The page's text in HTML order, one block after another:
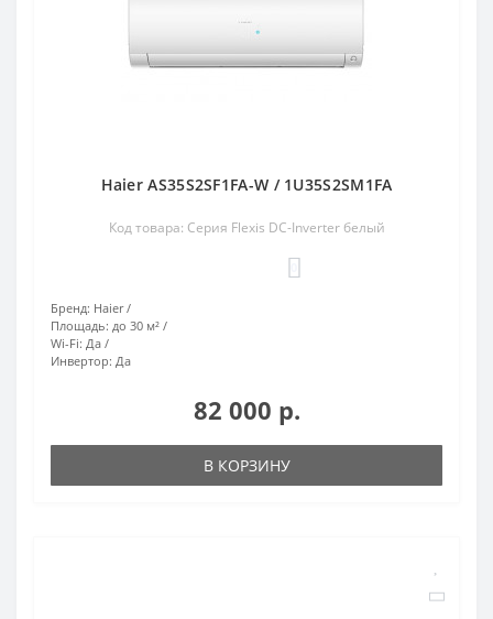
Haier AS35S2SF1FA-W / 1U35S2SM1FA
Код товара: Серия Flexis DC-Inverter белый
Бренд: Haier
Площадь: до 30 м²
Wi-Fi: Да
Инвертор: Да
82 000 р.
В КОРЗИНУ